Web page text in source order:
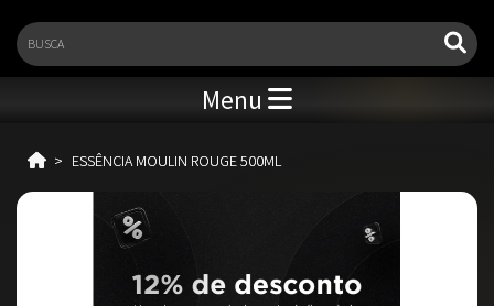
Menu
ESSÊNCIA MOULIN ROUGE 500ML